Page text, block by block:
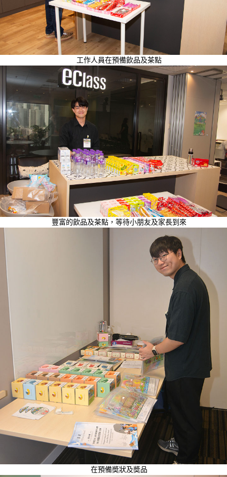
工作人員在預備飲品及茶點
豐富的飲品及茶點，等待小朋友及家長到來
在預備奬狀及奬品